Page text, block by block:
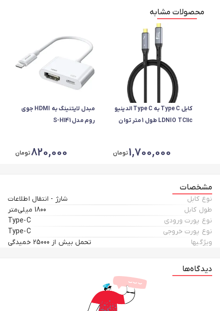
محصولات مشابه
کابل Type C به Type C الدینیو
LDNIO TC11c طول 1 متر توان
1,700,000تومان
مبدل لایتنینگ به HDMI جوی
روم مدل S-H141
820,000تومان
مشخصات
نوع کابل
شارژ - انتقال اطلاعات
طول کابل
1800 میلی‌متر
نوع پورت ورودی
Type-C
نوع پورت خروجی
Type-C
ویژگیها
تحمل بیش از 25000 خمیدگی
دیدگاه‌ها